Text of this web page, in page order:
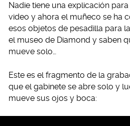
Nadie tiene una explicación
video y ahora el muñeco se ha
esos objetos de pesadilla para
el museo de Diamond y saben
mueve solo…
Este es el fragmento de la
que el gabinete se abre solo y
mueve sus ojos y boca: